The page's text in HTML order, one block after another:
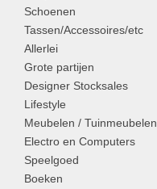
Schoenen
Tassen/Accessoires/etc
Allerlei
Grote partijen
Designer Stocksales
Lifestyle
Meubelen / Tuinmeubelen
Electro en Computers
Speelgoed
Boeken